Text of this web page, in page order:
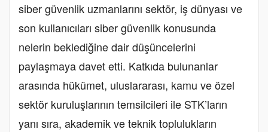
siber güvenlik uzmanlarını sektör, iş dünyası ve
son kullanıcıları siber güvenlik konusunda
nelerin beklediğine dair düşüncelerini
paylaşmaya davet etti. Katkıda bulunanlar
arasında hükümet, uluslararası, kamu ve özel
sektör kuruluşlarının temsilcileri ile STK’ların
yanı sıra, akademik ve teknik toplulukların